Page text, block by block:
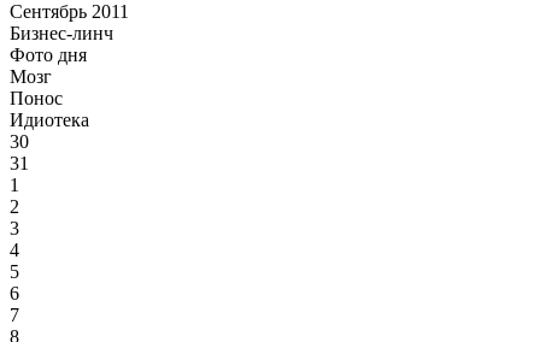
Сентябрь 2011
Бизнес-линч
Фото дня
Мозг
Понос
Идиотека
30
31
1
2
3
4
5
6
7
8